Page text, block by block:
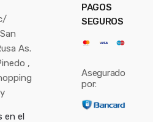
As.
,
en el
PAGOS
SEGUROS
Asegurado
por: